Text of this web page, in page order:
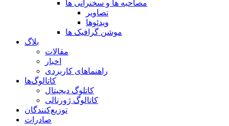
مصاحبه ها و سخنرانی ها
تصاویر
ویدئوها
موشن گرافیک ها
بلاگ
مقالات
اخبار
راهنماهای کاربردی
کاتالوگ‌ها
کاتلوگ دیجیتال
کاتالوگ ژورنالی
توزیع‌کنندگان
صادرات